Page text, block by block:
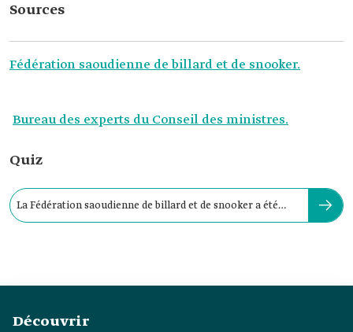
Sources
Fédération saoudienne de billard et de snooker.
Bureau des experts du Conseil des ministres.
Quiz
La Fédération saoudienne de billard et de snooker a été
Découvrir